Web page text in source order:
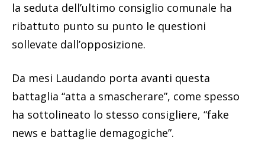
la seduta dell’ultimo consiglio comunale ha
ribattuto punto su punto le questioni
sollevate dall’opposizione.
Da mesi Laudando porta avanti questa
battaglia “atta a smascherare”, come spesso
ha sottolineato lo stesso consigliere, “fake
news e battaglie demagogiche”.